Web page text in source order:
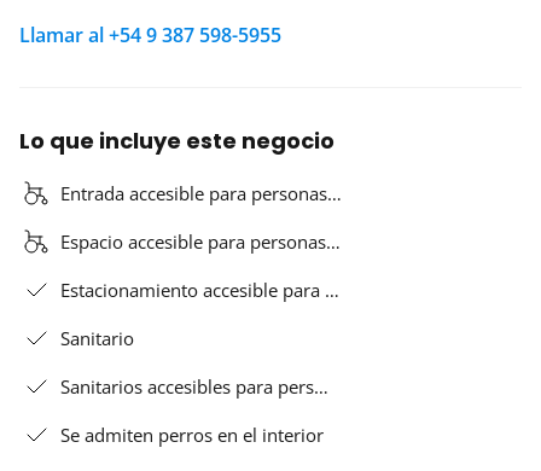
Llamar al +54 9 387 598-5955
Lo que incluye este negocio
Entrada accesible para personas…
Espacio accesible para personas…
Estacionamiento accesible para …
Sanitario
Sanitarios accesibles para pers…
Se admiten perros en el interior